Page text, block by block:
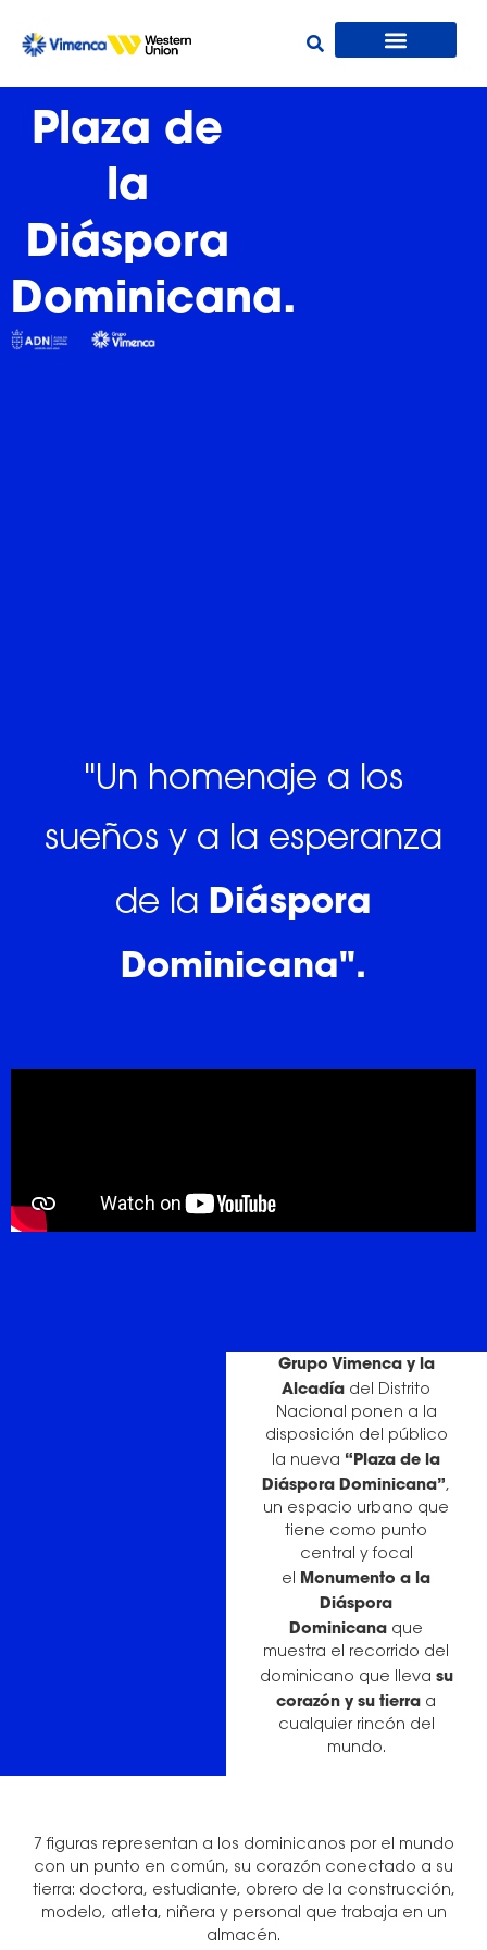
Plaza de
la
Diáspora
Dominicana.
"Un homenaje a los
sueños y a la esperanza
de la Diáspora
Dominicana".
Grupo Vimenca y la
Alcadía del Distrito
Nacional ponen a la
disposición del público
la nueva “Plaza de la
Diáspora Dominicana”,
un espacio urbano que
tiene como punto
central y focal
el Monumento a la
Diáspora
Dominicana que
muestra el recorrido del
dominicano que lleva su
corazón y su tierra a
cualquier rincón del
mundo.
7 figuras representan a los dominicanos por el mundo
con un punto en común, su corazón conectado a su
tierra: doctora, estudiante, obrero de la construcción,
modelo, atleta, niñera y personal que trabaja en un
almacén.